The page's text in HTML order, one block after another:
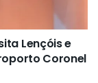
Lençóis e
Coronel